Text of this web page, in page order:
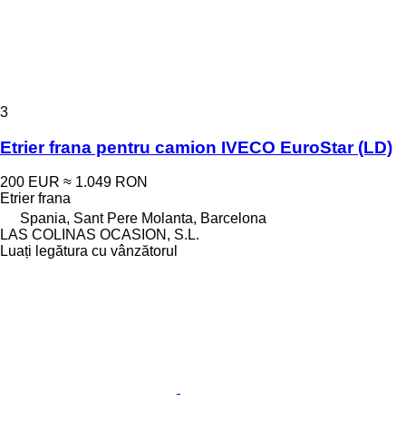
3
Etrier frana pentru camion IVECO EuroStar (LD)
200 EUR ≈ 1.049 RON
Etrier frana
Spania, Sant Pere Molanta, Barcelona
LAS COLINAS OCASION, S.L.
Luați legătura cu vânzătorul